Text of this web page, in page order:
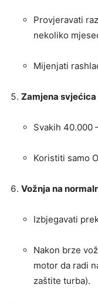
Provjeravati
nekoliko
Mijenjati
Zamjena svjećica
Svakih 40.000
Koristiti samo
Vožnja na
Izbjegavati
Nakon brze
motor da radi
zaštite turba).